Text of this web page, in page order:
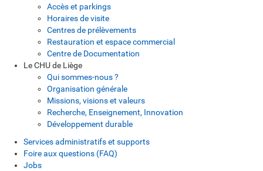
Accès et parkings
Horaires de visite
Centres de prélèvements
Restauration et espace commercial
Centre de Documentation
Le CHU de Liège
Qui sommes-nous ?
Organisation générale
Missions, visions et valeurs
Recherche, Enseignement, Innovation
Développement durable
Services administratifs et supports
Foire aux questions (FAQ)
Jobs